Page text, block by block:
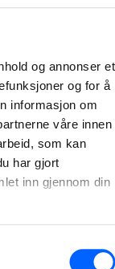
og annonser et
og for å
informasjon om
våre innen
som kan
har gjort
inn gjennom din
NCC og Vestland fylkeskommune har signert avtale for bygging av Atløysambandet. Ordreverdien er på om lag 1,5 milliarder norske kroner og er et av de største samferdselsprosjektene i regionen.
NCC har inngått avtale med Sporveien for byggingen av ny adkomst til Tøyen T-banestasjon i Oslo. Prosjektet vil bidra til bedre tilgjengelighet, økt sikkerhet og en mer fremtidsrettet kollektivløsning i et område med stor trafikk. Kontrakten har en verdi på 94 millioner norske kroner.
sammen med